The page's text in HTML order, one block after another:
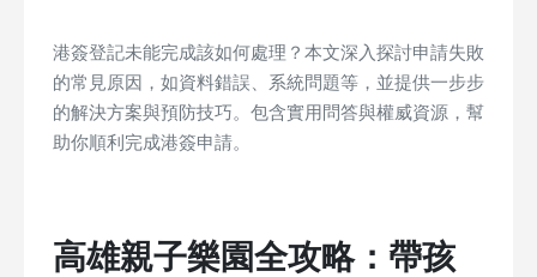
港簽登記未能完成該如何處理？本文深入探討申請失敗
的常見原因，如資料錯誤、系統問題等，並提供一步步
的解決方案與預防技巧。包含實用問答與權威資源，幫
助你順利完成港簽申請。
高雄親子樂園全攻略：帶孩